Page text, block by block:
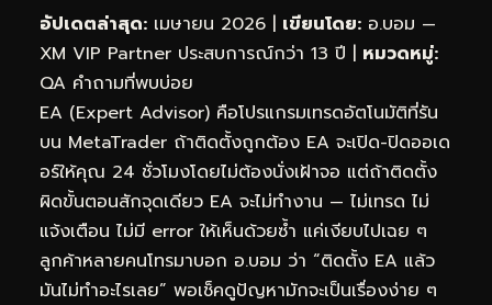
อัปเดตล่าสุด: เมษายน 2026 | เขียนโดย: อ.บอม —
XM VIP Partner ประสบการณ์กว่า 13 ปี | หมวดหมู่:
QA คำถามที่พบบ่อย
EA (Expert Advisor) คือโปรแกรมเทรดอัตโนมัติที่รัน
บน MetaTrader ถ้าติดตั้งถูกต้อง EA จะเปิด-ปิดออเด
อร์ให้คุณ 24 ชั่วโมงโดยไม่ต้องนั่งเฝ้าจอ แต่ถ้าติดตั้ง
ผิดขั้นตอนสักจุดเดียว EA จะไม่ทำงาน — ไม่เทรด ไม่
แจ้งเตือน ไม่มี error ให้เห็นด้วยซ้ำ แค่เงียบไปเฉย ๆ
ลูกค้าหลายคนโทรมาบอก อ.บอม ว่า “ติดตั้ง EA แล้ว
มันไม่ทำอะไรเลย” พอเช็คดูปัญหามักจะเป็นเรื่องง่าย ๆ